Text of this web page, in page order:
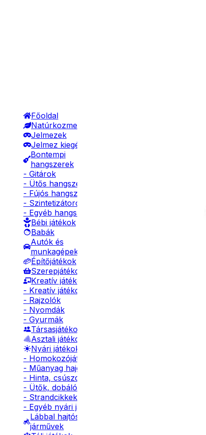
Főoldal
Natúrkozmetikumok
Jelmezek
Jelmez kiegészítők
Bontempi
hangszerek
- Gitárok
- Ütős hangszerek
- Fújós hangszerek
- Szintetizátorok
- Egyéb hangszerek
Bébi játékok
Babák
Autók és
munkagépek
Építőjátékok
Szerepjátékok
Kreatív játékok
- Kreatív játékok
- Rajzolók
- Nyomdák
- Gyurmák
Társasjátékok
Asztali játékok
Nyári játékok
- Homokozójátékok
- Műanyag hajók
- Hinta, csúszda
- Ütők, dobálók
- Strandcikkek
- Egyéb nyári játékok
Lábbal hajtós
járművek